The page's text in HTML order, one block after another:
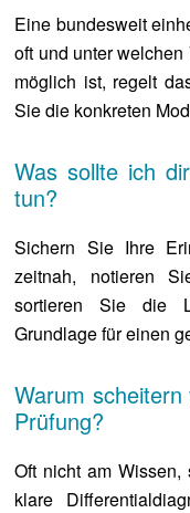
Eine bundesweit
oft und unter
möglich ist, regelt
Sie die konkreten
Was sollte ich
tun?
Sichern Sie Ihre
zeitnah, notieren
sortieren Sie die
Grundlage für einen
Warum
Prüfung?
Oft nicht am
klare